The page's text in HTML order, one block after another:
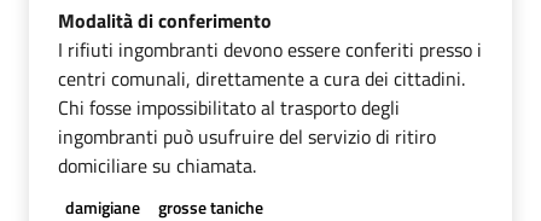
Modalità di conferimento
I rifiuti ingombranti devono essere conferiti presso i
centri comunali, direttamente a cura dei cittadini.
Chi fosse impossibilitato al trasporto degli
ingombranti può usufruire del servizio di ritiro
domiciliare su chiamata.
damigiane
grosse taniche